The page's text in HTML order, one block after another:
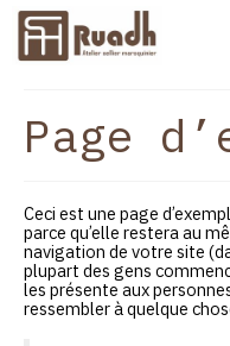
Page
Ceci est une page
parce qu’elle restera au
navigation de votre site
plupart des gens
les présente aux
ressembler à quelque